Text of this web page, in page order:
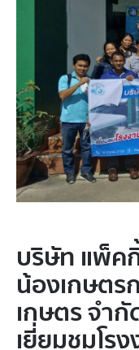
บริษัท แพ็ค
น้องเกษตร
เกษตร จำ
เยี่ยมชมโร